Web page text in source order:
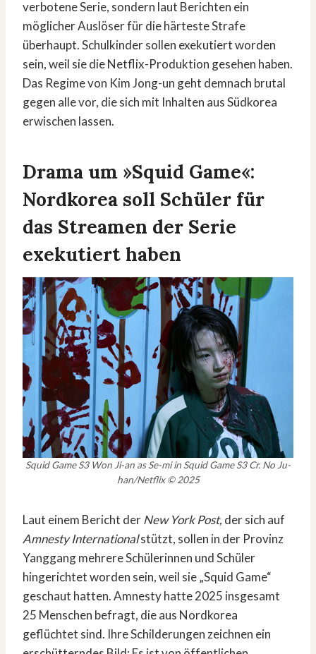
verbotene Serie, sondern laut Berichten ein
möglicher Auslöser für die härteste Strafe
überhaupt. Schulkinder sollen exekutiert worden
sein, weil sie die Netflix-Produktion gesehen haben.
Das Regime von Kim Jong-un geht demnach brutal
gegen alle vor, die sich mit Inhalten aus Südkorea
erwischen lassen.
Drama um »Squid Game«:
Nordkorea soll Schüler für
das Streamen der Serie
exekutiert haben
Squid Game S3 Won Ji-an as Se-mi in Squid Game S3 Cr. No Ju-
han/Netflix © 2025
Laut einem Bericht derNew York Post, der sich auf
Amnesty Internationalstützt, sollen in der Provinz
Yanggang mehrere Schülerinnen und Schüler
hingerichtet worden sein, weil sie „Squid Game“
geschaut hatten. Amnesty hatte 2025 insgesamt
25 Menschen befragt, die aus Nordkorea
geflüchtet sind. Ihre Schilderungen zeichnen ein